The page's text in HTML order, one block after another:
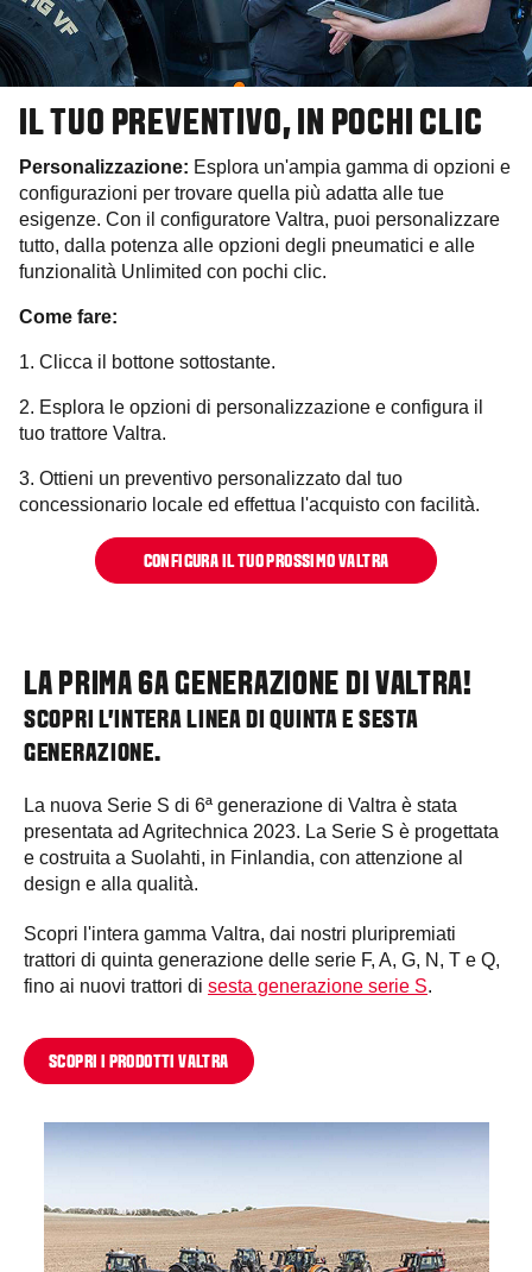
IL TUO PREVENTIVO, IN POCHI CLIC
Personalizzazione: Esplora un'ampia gamma di opzioni e
configurazioni per trovare quella più adatta alle tue
esigenze. Con il configuratore Valtra, puoi personalizzare
tutto, dalla potenza alle opzioni degli pneumatici e alle
funzionalità Unlimited con pochi clic.
Come fare:
1. Clicca il bottone sottostante.
2. Esplora le opzioni di personalizzazione e configura il
tuo trattore Valtra.
3. Ottieni un preventivo personalizzato dal tuo
concessionario locale ed effettua l'acquisto con facilità.
CONFIGURA IL TUO PROSSIMO VALTRA
LA PRIMA 6A GENERAZIONE DI VALTRA!
SCOPRI L'INTERA LINEA DI QUINTA E SESTA
GENERAZIONE.
La nuova Serie S di 6ª generazione di Valtra è stata
presentata ad Agritechnica 2023. La Serie S è progettata
e costruita a Suolahti, in Finlandia, con attenzione al
design e alla qualità.
Scopri l'intera gamma Valtra, dai nostri pluripremiati
trattori di quinta generazione delle serie F, A, G, N, T e Q,
fino ai nuovi trattori di sesta generazione serie S.
SCOPRI I PRODOTTI VALTRA